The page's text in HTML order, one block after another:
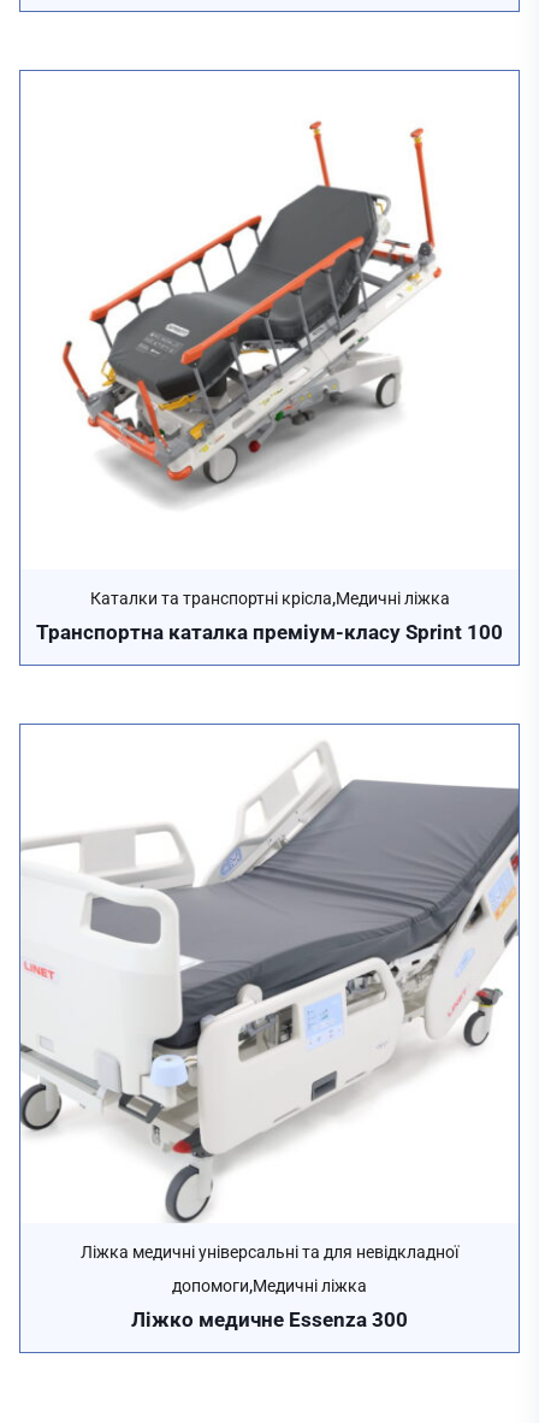
Каталки та транспортні крісла,Медичні ліжка
Транспортна каталка преміум-класу Sprint 100
Ліжка медичні універсальні та для невідкладної
допомоги,Медичні ліжка
Ліжко медичне Essenza 300